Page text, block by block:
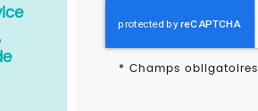
* Champs obligatoires